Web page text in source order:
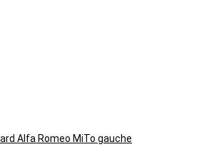
Alfa Romeo MiTo gauche